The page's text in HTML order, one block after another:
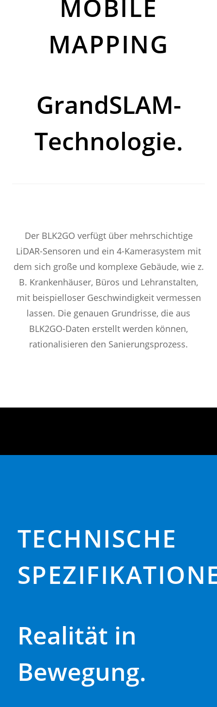
MOBILE
MAPPING
GrandSLAM-
Technologie.
Der BLK2GO verfügt über mehrschichtige
LiDAR-Sensoren und ein 4-Kamerasystem mit
dem sich große und komplexe Gebäude, wie z.
B. Krankenhäuser, Büros und Lehranstalten,
mit beispielloser Geschwindigkeit vermessen
lassen. Die genauen Grundrisse, die aus
BLK2GO-Daten erstellt werden können,
rationalisieren den Sanierungsprozess.
TECHNISCHE
Realität in
Bewegung.